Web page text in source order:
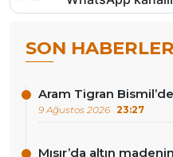
SON HABERLER
Aram Tigran Bismil’de
9 Ağustos 2026 23:27
Mısır’da altın